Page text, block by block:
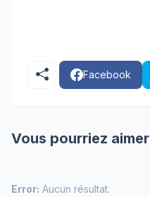
Facebook
Vous pourriez aimer
Error: Aucun résultat.